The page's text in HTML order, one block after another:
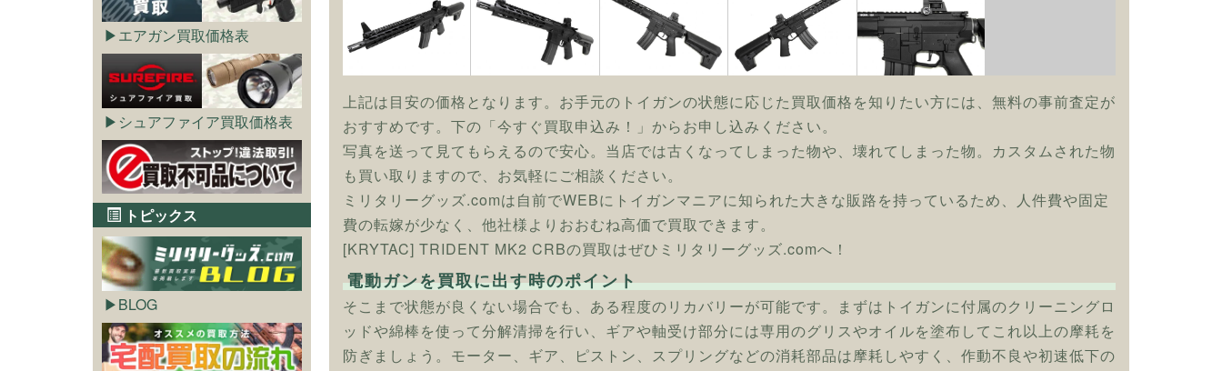
上記は目安の価格となります。お手元のトイガンの状態に応じた買取価格を知りたい方には、無料の事前査定が
おすすめです。下の「今すぐ買取申込み！」からお申し込みください。
写真を送って見てもらえるので安心。当店では古くなってしまった物や、壊れてしまった物。カスタムされた物
も買い取りますので、お気軽にご相談ください。
ミリタリーグッズ.comは自前でWEBにトイガンマニアに知られた大きな販路を持っているため、人件費や固定
費の転嫁が少なく、他社様よりおおむね高価で買取できます。
[KRYTAC] TRIDENT MK2 CRBの買取はぜひミリタリーグッズ.comへ！
電動ガンを買取に出す時のポイント
そこまで状態が良くない場合でも、ある程度のリカバリーが可能です。まずはトイガンに付属のクリーニングロ
ッドや綿棒を使って分解清掃を行い、ギアや軸受け部分には専用のグリスやオイルを塗布してこれ以上の摩耗を
防ぎましょう。モーター、ギア、ピストン、スプリングなどの消耗部品は摩耗しやすく、作動不良や初速低下の
エアガン買取価格表
シュアファイア買取価格表
トピックス
BLOG